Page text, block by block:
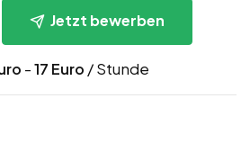
Jetzt bewerben
-17 Euro / Stunde